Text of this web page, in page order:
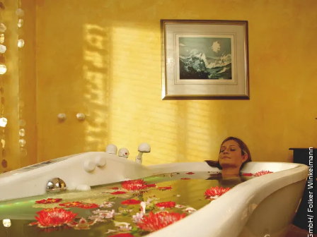
Unterkunft
zurück zur Startseite